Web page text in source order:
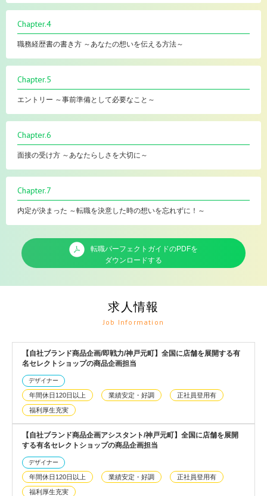
Chapter.4
職務経歴書の書き方 ～あなたの想いを伝える方法～
Chapter.5
エントリー ～事前準備として必要なこと～
Chapter.6
面接の受け方 ～あなたらしさを大切に～
Chapter.7
内定が決まった ～転職を決意した時の想いを忘れずに！～
転職パーフェクトガイドのPDFを
ダウンロードする
求人情報
Job Information
【自社ブランド商品企画/即戦力/神戸元町】全国に店舗を展開する有
名セレクトショップの商品企画担当
デザイナー
年間休日120日以上 業績安定・好調 正社員登用有
福利厚生充実
【自社ブランド商品企画アシスタント/神戸元町】全国に店舗を展開
する有名セレクトショップの商品企画担当
デザイナー
年間休日120日以上 業績安定・好調 正社員登用有
福利厚生充実